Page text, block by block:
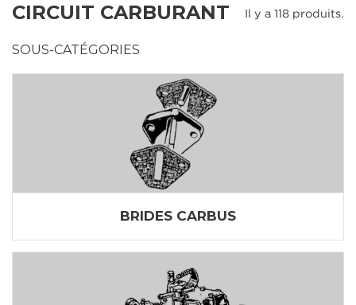
CIRCUIT CARBURANT Il y a 118 produits.
SOUS-CATÉGORIES
BRIDES CARBUS